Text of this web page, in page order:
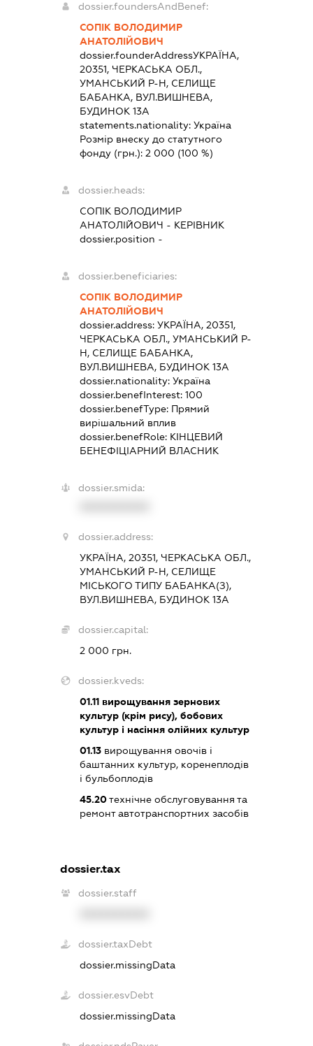
dossier.foundersAndBenef:
СОПІК ВОЛОДИМИР
АНАТОЛІЙОВИЧ
dossier.founderAddressУКРАЇНА,
20351, ЧЕРКАСЬКА ОБЛ.,
УМАНСЬКИЙ Р-Н, СЕЛИЩЕ
БАБАНКА, ВУЛ.ВИШНЕВА,
БУДИНОК 13А
statements.nationality:Україна
Розмір внеску до статутного
фонду (грн.):2 000 (100 %)
dossier.heads:
СОПІК ВОЛОДИМИР
АНАТОЛІЙОВИЧ - КЕРІВНИК
dossier.position -
dossier.beneficiaries:
СОПІК ВОЛОДИМИР
АНАТОЛІЙОВИЧ
dossier.address:УКРАЇНА, 20351,
ЧЕРКАСЬКА ОБЛ., УМАНСЬКИЙ Р-
Н, СЕЛИЩЕ БАБАНКА,
ВУЛ.ВИШНЕВА, БУДИНОК 13А
dossier.nationality:Україна
dossier.benefInterest:100
dossier.benefType: Прямий
вирішальний вплив
dossier.benefRole: КІНЦЕВИЙ
БЕНЕФІЦІАРНИЙ ВЛАСНИК
dossier.smida:
dossier.address:
УКРАЇНА, 20351, ЧЕРКАСЬКА ОБЛ.,
УМАНСЬКИЙ Р-Н, СЕЛИЩЕ
МІСЬКОГО ТИПУ БАБАНКА(З),
ВУЛ.ВИШНЕВА, БУДИНОК 13А
dossier.capital:
2 000 грн.
dossier.kveds:
01.11 вирощування зернових
культур (крім рису), бобових
культур і насіння олійних культур
01.13 вирощування овочів і
баштанних культур, коренеплодів
і бульбоплодів
45.20технічне обслуговування та
ремонт автотранспортних засобів
dossier.tax
dossier.staff
dossier.taxDebt
dossier.missingData
dossier.esvDebt
dossier.missingData